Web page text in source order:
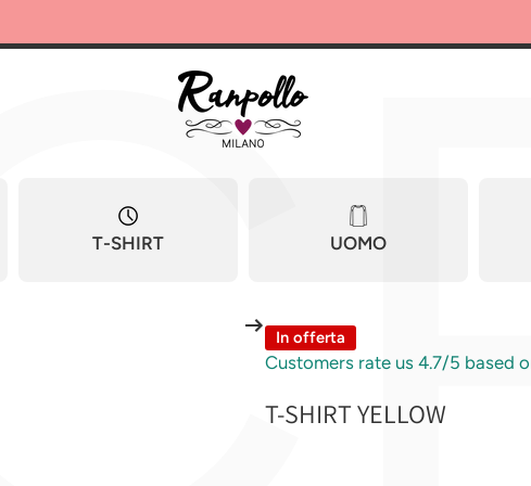
T-SHIRT UOMO
In offerta
Customers rate us 4.7/5 based
T-SHIRT YELLOW